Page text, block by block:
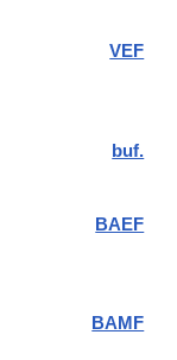
VEF
buf.
BAEF
BAMF